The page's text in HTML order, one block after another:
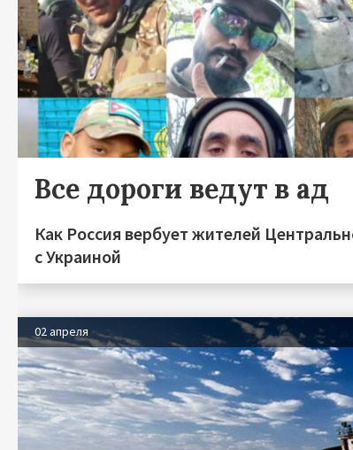
Все дороги ведут в ад
Как Россия вербует жителей
с Украиной
02 апреля